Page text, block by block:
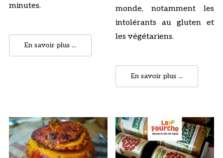
minutes.
En savoir plus ...
monde, notamment les
intolérants au gluten et
les végétariens.
En savoir plus ...